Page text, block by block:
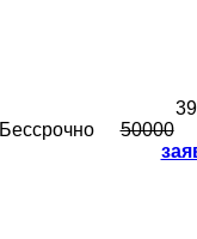
Бессрочно
50000